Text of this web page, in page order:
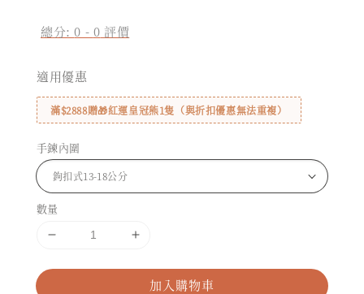
總分:0 - 0 評價
適用優惠
滿$2888贈🎁紅運皇冠熊1隻（與折扣優惠無法重複）
手鍊內圍
數量
加入購物車